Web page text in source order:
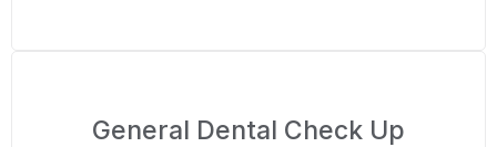
General Dental Check Up